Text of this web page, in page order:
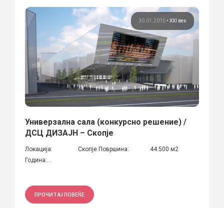
30.01.2015 • XXI век
Универзална сала (конкурсно решение) /
ДСЦ ДИЗАЈН – Скопје
Локација: Скопје Површина: 44.500 м2
Година:...
ПРОЧИТАЈ ПОВЕЌЕ